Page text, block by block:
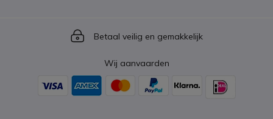
Icon
Betaal veilig en gemakkelijk
Wij aanvaarden